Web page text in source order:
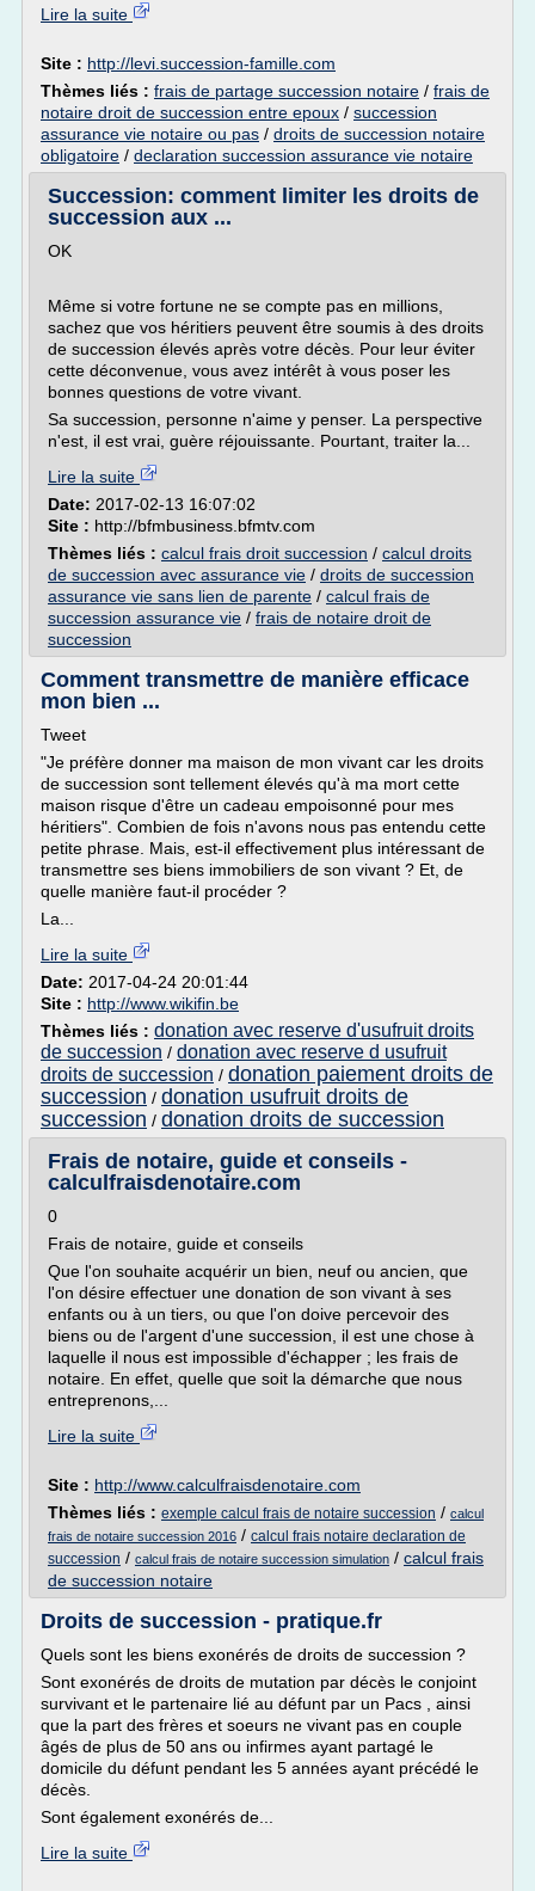
Lire la suite
Site : http://levi.succession-famille.com
Thèmes liés : frais de partage succession notaire / frais de
notaire droit de succession entre epoux / succession
assurance vie notaire ou pas / droits de succession notaire
obligatoire / declaration succession assurance vie notaire
Succession: comment limiter les droits de
succession aux ...
OK
Même si votre fortune ne se compte pas en millions,
sachez que vos héritiers peuvent être soumis à des droits
de succession élevés après votre décès. Pour leur éviter
cette déconvenue, vous avez intérêt à vous poser les
bonnes questions de votre vivant.
Sa succession, personne n'aime y penser. La perspective
n'est, il est vrai, guère réjouissante. Pourtant, traiter la...
Lire la suite
Date: 2017-02-13 16:07:02
Site : http://bfmbusiness.bfmtv.com
Thèmes liés : calcul frais droit succession / calcul droits
de succession avec assurance vie / droits de succession
assurance vie sans lien de parente / calcul frais de
succession assurance vie / frais de notaire droit de
succession
Comment transmettre de manière efficace
mon bien ...
Tweet
"Je préfère donner ma maison de mon vivant car les droits
de succession sont tellement élevés qu'à ma mort cette
maison risque d'être un cadeau empoisonné pour mes
héritiers". Combien de fois n'avons nous pas entendu cette
petite phrase. Mais, est-il effectivement plus intéressant de
transmettre ses biens immobiliers de son vivant ? Et, de
quelle manière faut-il procéder ?
La...
Lire la suite
Date: 2017-04-24 20:01:44
Site : http://www.wikifin.be
Thèmes liés : donation avec reserve d'usufruit droits
de succession / donation avec reserve d usufruit
droits de succession / donation paiement droits de
succession / donation usufruit droits de
succession / donation droits de succession
Frais de notaire, guide et conseils -
calculfraisdenotaire.com
0
Frais de notaire, guide et conseils
Que l'on souhaite acquérir un bien, neuf ou ancien, que
l'on désire effectuer une donation de son vivant à ses
enfants ou à un tiers, ou que l'on doive percevoir des
biens ou de l'argent d'une succession, il est une chose à
laquelle il nous est impossible d'échapper ; les frais de
notaire. En effet, quelle que soit la démarche que nous
entreprenons,...
Lire la suite
Site : http://www.calculfraisdenotaire.com
Thèmes liés : exemple calcul frais de notaire succession / calcul
frais de notaire succession 2016 / calcul frais notaire declaration de
succession / calcul frais de notaire succession simulation / calcul frais
de succession notaire
Droits de succession - pratique.fr
Quels sont les biens exonérés de droits de succession ?
Sont exonérés de droits de mutation par décès le conjoint
survivant et le partenaire lié au défunt par un Pacs , ainsi
que la part des frères et soeurs ne vivant pas en couple
âgés de plus de 50 ans ou infirmes ayant partagé le
domicile du défunt pendant les 5 années ayant précédé le
décès.
Sont également exonérés de...
Lire la suite